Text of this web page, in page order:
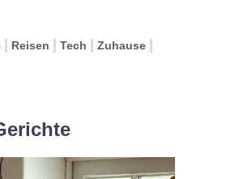
Reisen Tech Zuhause